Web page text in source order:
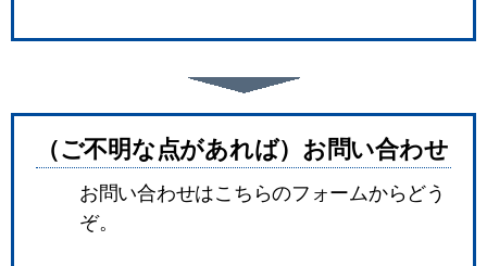
（ご不明な点があれば）お問い合わせ
お問い合わせはこちらのフォームからどう
ぞ。